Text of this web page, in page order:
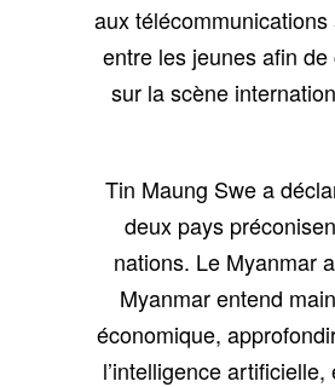
aux
entre les jeunes afin
sur la scène
Tin Maung Swe a
deux pays
nations. Le Myanmar
Myanmar entend
économique,
l’intelligence